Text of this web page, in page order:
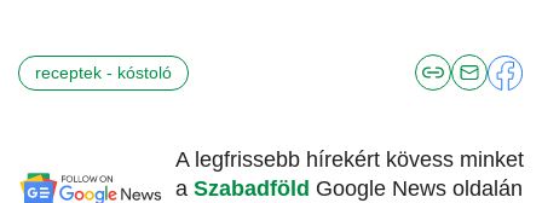
receptek - kóstoló
A legfrissebb hírekért kövess minket
a Szabadföld Google News oldalán